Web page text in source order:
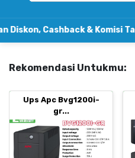
Cashback & Komisi Tak
Rekomendasi Untukmu:
Ups Apc Bvg1200i-
gr...